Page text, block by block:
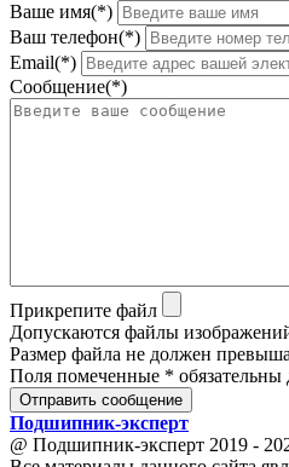
Ваше имя(*)
Ваш телефон(*)
Email(*)
Сообщение(*)
Прикрепите файл
Допускаются файлы
Размер файла не должен
Поля помеченные * обязательны
Отправить сообщение
Подшипник-эксперт
@ Подшипник-эксперт 2019 -